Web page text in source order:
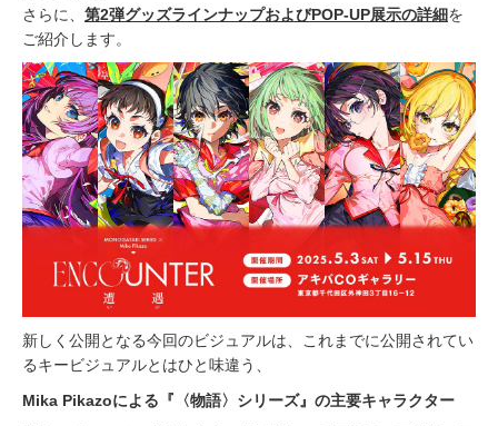
さらに、 第2弾グッズラインナップおよびPOP-UP展示の詳細を
ご紹介します。
新しく公開となる今回のビジュアルは、これまでに公開されてい
るキービジュアルとはひと味違う、
Mika Pikazoによる『〈物語〉シリーズ』の主要キャラクター